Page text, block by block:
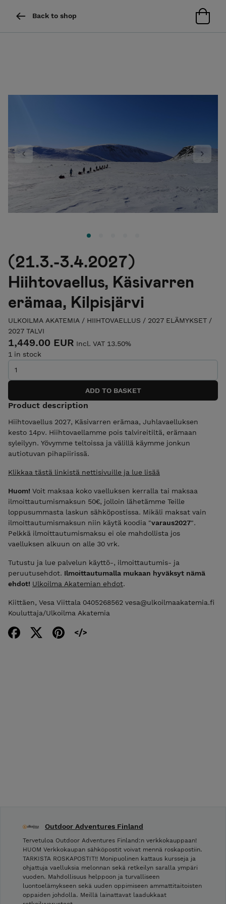
Back to shop
Previous Next
(21.3.-3.4.2027)
Hiihtovaellus, Käsivarren
erämaa, Kilpisjärvi
ULKOILMA AKATEMIA / HIIHTOVAELLUS / 2027 ELÄMYKSET /
2027 TALVI
1,449.00 EUR Incl. VAT 13.50%
1 in stock
Product description
Hiihtovaellus 2027, Käsivarren erämaa, Juhlavaelluksen
kesto 14pv. Hiihtovaellamme pois talvireitiltä, erämaan
syleilyyn. Yövymme teltoissa ja välillä käymme jonkun
autiotuvan pihapiirissä.
Klikkaa tästä linkistä nettisivuille ja lue lisää
Huom! Voit maksaa koko vaelluksen kerralla tai maksaa
ilmoittautumismaksun 50€, jolloin lähetämme Teille
loppusummasta laskun sähköpostissa. Mikäli maksat vain
ilmoittautumismaksun niin käytä koodia "varaus2027".
Pelkkä ilmoittautumismaksu ei ole mahdollista jos
vaelluksen alkuun on alle 30 vrk.
Tutustu ja lue palvelun käyttö-, ilmoittautumis- ja
peruutusehdot. Ilmoittautumalla mukaan hyväksyt nämä
ehdot! Ulkoilma Akatemian ehdot.
Kiittäen, Vesa Viittala 0405268562 vesa@ulkoilmaakatemia.fi
Kouluttaja/Ulkoilma Akatemia
Outdoor Adventures Finland
Tervetuloa Outdoor Adventures Finland:n verkkokauppaan!
HUOM Verkkokaupan sähköpostit voivat mennä roskapostiin.
TARKISTA ROSKAPOSTIT!! Monipuolinen kattaus kursseja ja
ohjattuja vaelluksia melonnan sekä retkeilyn saralla ympäri
vuoden. Mahdollisuus helppoon ja turvalliseen
luontoelämykseen sekä uuden oppimiseen ammattitaitoisten
oppaiden johdolla. Meillä lainattavat laadukkaat